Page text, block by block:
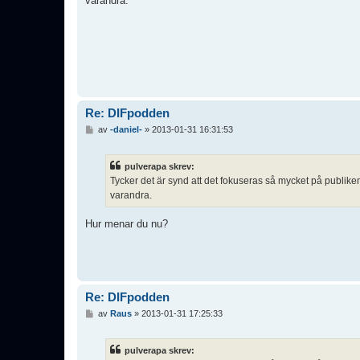
g
Re: DIFpodden
av -daniel-» 2013-01-31 16:31:53
pulverapa skrev:
Tycker det är synd att det fokuseras så mycket på
varandra.
Hur menar du nu?
Re: DIFpodden
av Raus» 2013-01-31 17:25:33
pulverapa skrev: